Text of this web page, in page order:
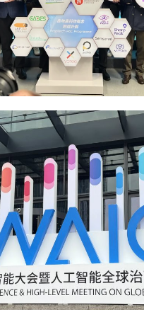
3rd Cohort of Cyberport